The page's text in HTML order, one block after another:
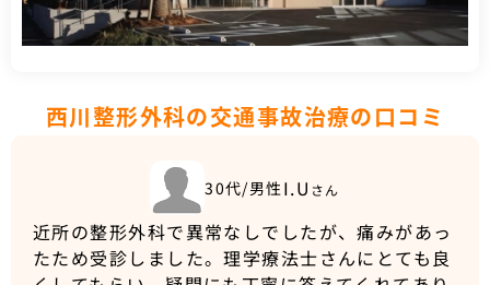
西川整形外科の交通事故治療の口コミ
30代/男性 I.U さん
近所の整形外科で異常なしでしたが、痛みがあっ
たため受診しました。理学療法士さんにとても良